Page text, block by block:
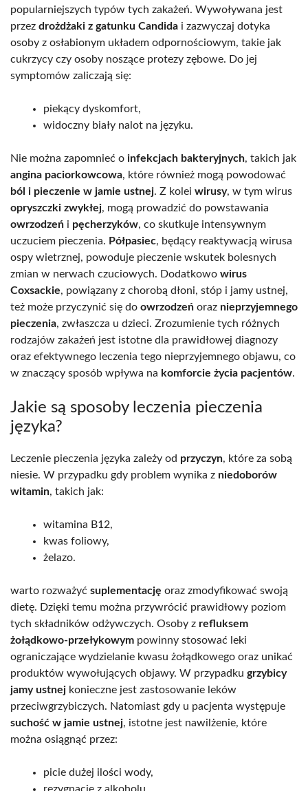
popularniejszych typów tych zakażeń. Wywoływana jest
przez drożdżaki z gatunku Candida i zazwyczaj dotyka
osoby z osłabionym układem odpornościowym, takie jak
cukrzycy czy osoby noszące protezy zębowe. Do jej
symptomów zaliczają się:
piekący dyskomfort,
widoczny biały nalot na języku.
Nie można zapomnieć o infekcjach bakteryjnych, takich jak
angina paciorkowcowa, które również mogą powodować
ból i pieczenie w jamie ustnej. Z kolei wirusy, w tym wirus
opryszczki zwykłej, mogą prowadzić do powstawania
owrzodzeń i pęcherzyków, co skutkuje intensywnym
uczuciem pieczenia. Półpasiec, będący reaktywacją wirusa
ospy wietrznej, powoduje pieczenie wskutek bolesnych
zmian w nerwach czuciowych. Dodatkowo wirus
Coxsackie, powiązany z chorobą dłoni, stóp i jamy ustnej,
też może przyczynić się do owrzodzeń oraz nieprzyjemnego
pieczenia, zwłaszcza u dzieci. Zrozumienie tych różnych
rodzajów zakażeń jest istotne dla prawidłowej diagnozy
oraz efektywnego leczenia tego nieprzyjemnego objawu, co
w znaczący sposób wpływa na komforcie życia pacjentów.
Jakie są sposoby leczenia pieczenia
języka?
Leczenie pieczenia języka zależy od przyczyn, które za sobą
niesie. W przypadku gdy problem wynika z niedoborów
witamin, takich jak:
witamina B12,
kwas foliowy,
żelazo.
warto rozważyć suplementację oraz zmodyfikować swoją
dietę. Dzięki temu można przywrócić prawidłowy poziom
tych składników odżywczych. Osoby z refluksem
żołądkowo-przełykowym powinny stosować leki
ograniczające wydzielanie kwasu żołądkowego oraz unikać
produktów wywołujących objawy. W przypadku grzybicy
jamy ustnej konieczne jest zastosowanie leków
przeciwgrzybiczych. Natomiast gdy u pacjenta występuje
suchość w jamie ustnej, istotne jest nawilżenie, które
można osiągnąć przez:
picie dużej ilości wody,